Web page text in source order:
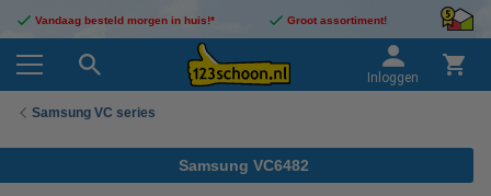
Vandaag besteld morgen in huis!* Groot assortiment!
Inloggen
Samsung VC series
Samsung VC6482